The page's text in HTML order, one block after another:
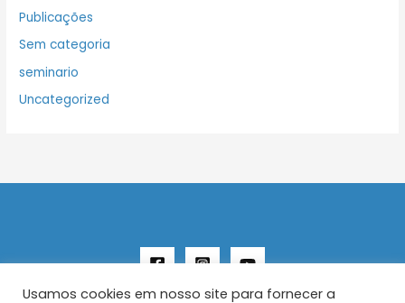
Publicações
Sem categoria
seminario
Uncategorized
Usamos cookies em nosso site para fornecer a